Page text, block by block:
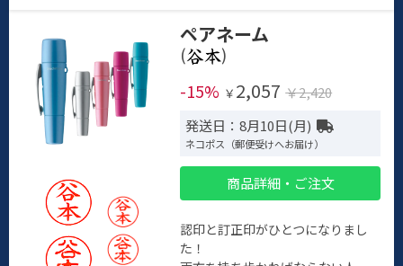
ペアネーム
(
)
-15% ￥ 2,057 ￥2,420
発送日：8月10日(月)
ネコポス（郵便受けへお届け）
商品詳細・ご注文
認印と訂正印がひとつになりまし
た！